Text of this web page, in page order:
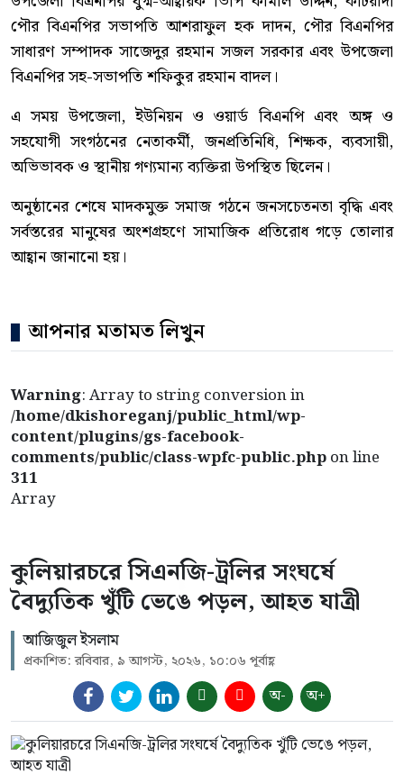
পৌর বিএনপির সভাপতি আশরাফুল হক দাদন, পৌর বিএনপির
সাধারণ সম্পাদক সাজেদুর রহমান সজল সরকার এবং উপজেলা
বিএনপির সহ-সভাপতি শফিকুর রহমান বাদল।
এ সময় উপজেলা, ইউনিয়ন ও ওয়ার্ড বিএনপি এবং অঙ্গ ও
সহযোগী সংগঠনের নেতাকর্মী, জনপ্রতিনিধি, শিক্ষক, ব্যবসায়ী,
অভিভাবক ও স্থানীয় গণ্যমান্য ব্যক্তিরা উপস্থিত ছিলেন।
অনুষ্ঠানের শেষে মাদকমুক্ত সমাজ গঠনে জনসচেতনতা বৃদ্ধি এবং
সর্বস্তরের মানুষের অংশগ্রহণে সামাজিক প্রতিরোধ গড়ে তোলার
আহ্বান জানানো হয়।
আপনার মতামত লিখুন
Warning: Array to string conversion in
/home/dkishoreganj/public_html/wp-
content/plugins/gs-facebook-
comments/public/class-wpfc-public.phpon line
311
Array
কুলিয়ারচরে সিএনজি-ট্রলির সংঘর্ষে
বৈদ্যুতিক খুঁটি ভেঙে পড়ল, আহত যাত্রী
আজিজুল ইসলাম
প্রকাশিত: রবিবার, ৯ আগস্ট, ২০২৬, ১০:০৬ পূর্বাহ্ণ
অ- অ+